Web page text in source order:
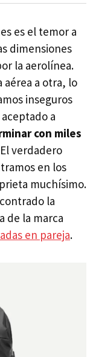
es el temor a
dimensiones
la aerolínea.
aérea a otra, lo
inseguros
a
con miles
verdadero
en los
muchísimo.
la
de la marca
en pareja.